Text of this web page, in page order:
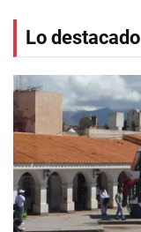
Lo destacado